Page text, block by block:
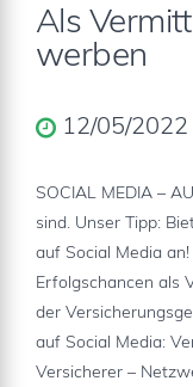
Als
werben
12/05/2022
SOCIAL MEDIA –
sind. Unser Tipp:
auf Social Media
Erfolgschancen als
der
auf Social Media:
Versicherer –